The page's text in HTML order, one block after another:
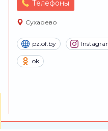
Телефоны
Сухарево
pz.of.by
ok